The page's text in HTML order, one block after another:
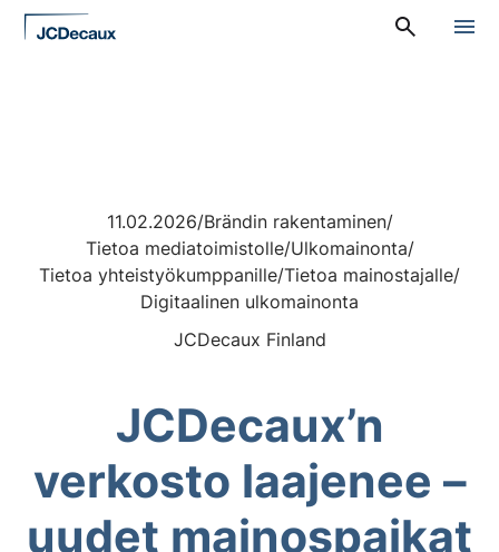
Siirry
suoraan
A
11.02.2026/Brändin rakentaminen/
Tietoa mediatoimistolle/Ulkomainonta/
Tietoa yhteistyökumppanille/Tietoa mainostajalle/
Digitaalinen ulkomainonta
JCDecaux Finland
JCDecaux’n
verkosto laajenee –
uudet mainospaikat